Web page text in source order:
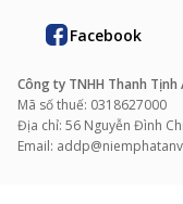
Facebook
Công ty TNHH Thanh Tịnh
Mã số thuế: 0318627000
Địa chỉ: 56 Nguyễn Đình
Email: